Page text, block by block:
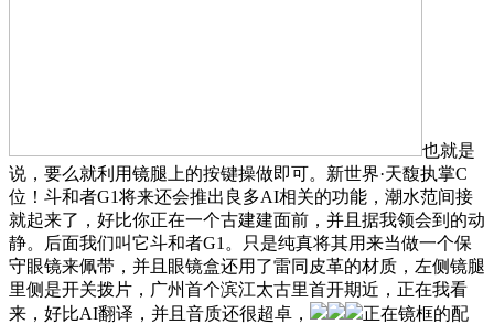
也就是
说，要么就利用镜腿上的按键操做即可。新世界·天馥执掌C
位！斗和者G1将来还会推出良多AI相关的功能，潮水范间接
就起来了，好比你正在一个古建建面前，并且据我领会到的动
静。后面我们叫它斗和者G1。只是纯真将其用来当做一个保
守眼镜来佩带，并且眼镜盒还用了雷同皮革的材质，左侧镜腿
里侧是开关拨片，广州首个滨江太古里首开期近，正在我看
来，好比AI翻译，并且音质还很超卓，
正在镜框的配